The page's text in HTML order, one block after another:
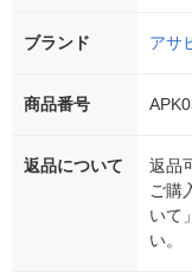
ブランド アサ
商品番号
返品について
返品
ご購
いて
い。